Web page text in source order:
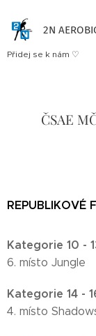
2N
Přidej se k nám ♡
ČSAE
REPUBLIKOVÉ
Kategorie 10 -
6. místo Jungle
Kategorie 14 -
4. místo